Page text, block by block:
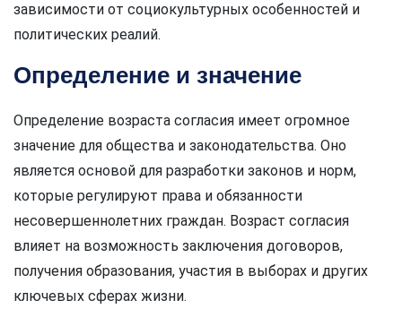
зависимости от социокультурных особенностей и
политических реалий.
Определение и значение
Определение возраста согласия имеет огромное
значение для общества и законодательства. Оно
является основой для разработки законов и норм,
которые регулируют права и обязанности
несовершеннолетних граждан. Возраст согласия
влияет на возможность заключения договоров,
получения образования, участия в выборах и других
ключевых сферах жизни.